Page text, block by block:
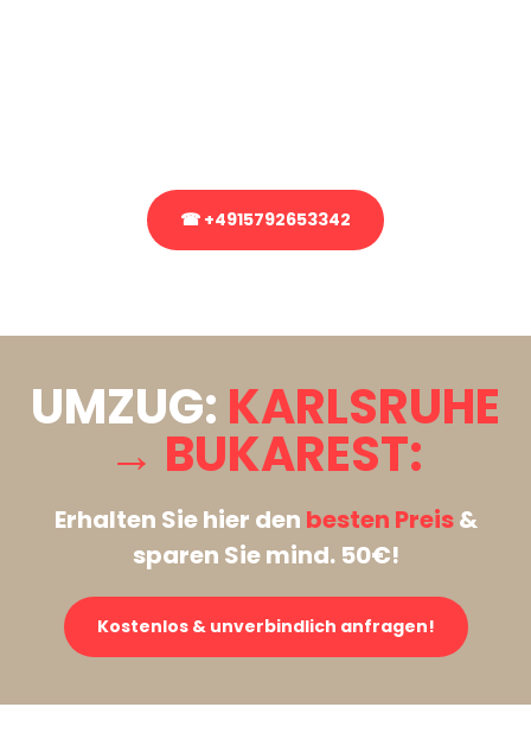
☎ +4915792653342
UMZUG: KARLSRUHE
→ BUKAREST:
Erhalten Sie hier den besten Preis&
sparen Sie mind. 50€!
Kostenlos & unverbindlich anfragen!